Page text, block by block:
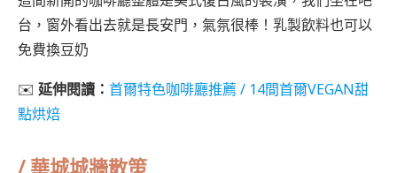
台，窗外看出去就是長安門，氣氛很棒！乳製飲料也可以
免費換豆奶
✉️ 延伸閱讀： 首爾特色咖啡廳推薦 / 14間首爾VEGAN甜
點烘焙
/ 華城城牆散策